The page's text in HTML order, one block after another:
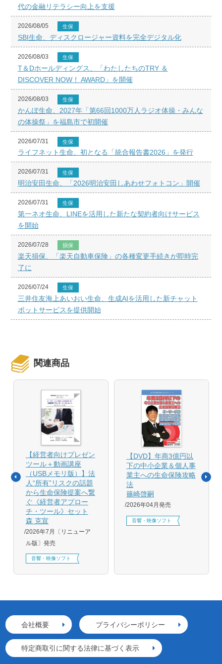
代の金融リテラシー向上を支援
2026/08/05 生保
SBI生命、ディスクロージャー資料を完全デジタル化
2026/08/03 生保
T＆Dホールディングス、「わたしたちのTRY ＆
DISCOVER NOW！ AWARD」を開催
2026/08/03 生保
かんぽ生命、2027年「第66回1000万人ラジオ体操・みんな
の体操祭」を福島市で初開催
2026/07/31 生保
ライフネット生命、初となる「統合報告書2026」を発行
2026/07/31 生保
明治安田生命、「2026明治安田しあわせフォトコン」開催
2026/07/31 生保
第一ネオ生命、LINEを活用した新たな契約者向けサービス
を開始
2026/07/28 損保
楽天損保、「楽天自動車保険」の各種変更手続きが即時完
了に
2026/07/24 生保
三井住友海上あいおい生命、生成AIを活用した新チャット
ボットサービスを提供開始
関連商品
【経営者向けプレゼン
ツール＋動画講座
（USBメモリ版）】法
人“所有”リスクの話題
から生命保険提案へ繋
ぐ《経営者アプロー
チ・ツール》セット
森 克宣
2026年7月〔リニューア
ル版〕発売
音響・映像ソフト
【DVD】年商3億円以
下の中小企業＆個人事
業主への生命保険攻略
法
篠崎啓嗣
2026年04月発売
音響・映像ソフト
会社概要 プライバシーポリシー
特定商取引に関する法律に基づく表示